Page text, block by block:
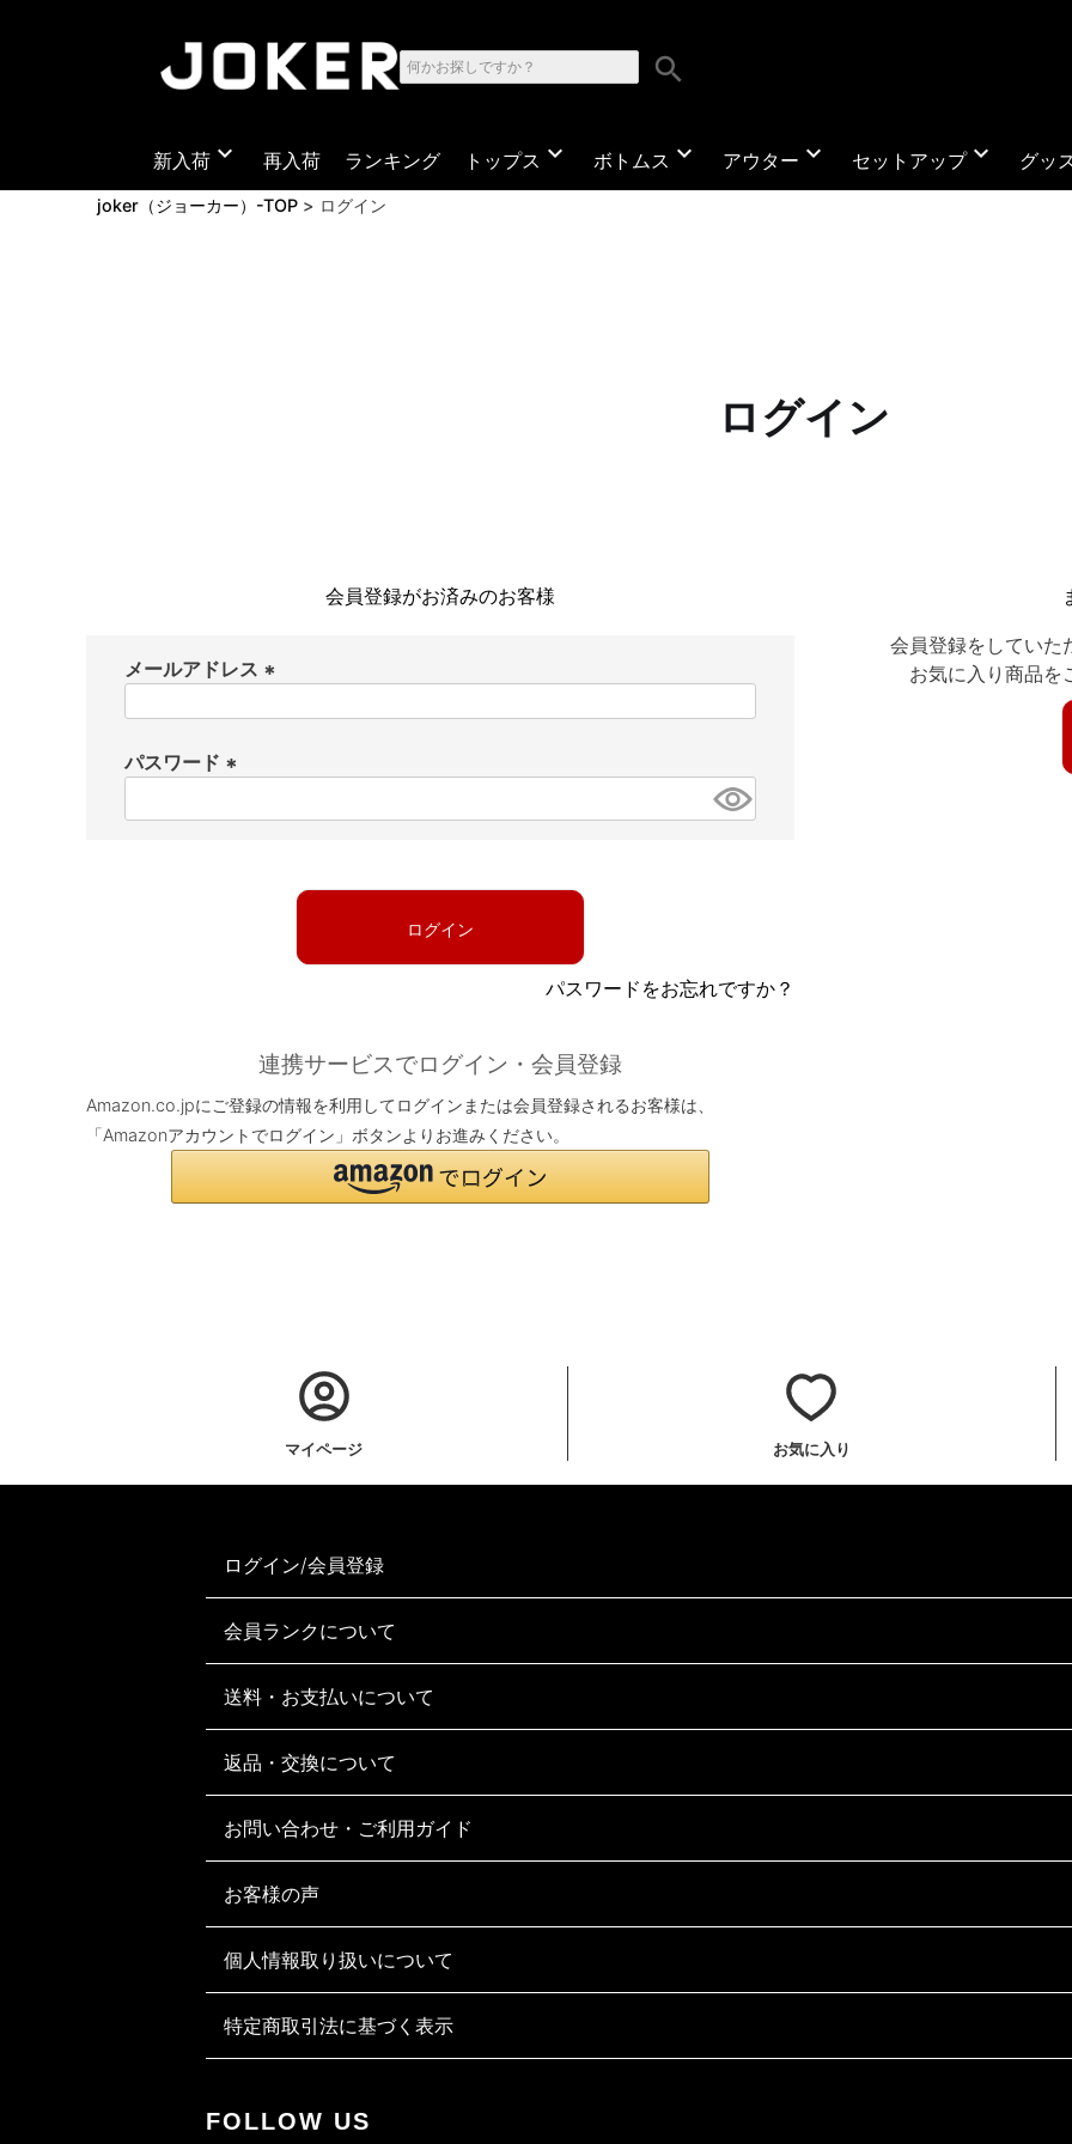
search
新入荷 expand_more 再入荷 ランキング トップス expand_more ボトムス expand_more アウター expand_more セットアップexpand_more グッ
joker（ジョーカー）-TOP ログイン
ログイン
会員登録がお済みのお客様
メールアドレス
パスワード
必
ログイン
パスワードをお忘れですか？
連携サービスでログイン・会員登録
Amazon.co.jpにご登録の情報を利用してログインまたは会員登録されるお客様は、
「Amazonアカウントでログイン」ボタンよりお進みください。
会員登録をしていた
お気に入り商品を
マイページ お気に入り
ログイン/会員登録
会員ランクについて
送料・お支払いについて
返品・交換について
お問い合わせ・ご利用ガイド
お客様の声
個人情報取り扱いについて
特定商取引法に基づく表示
FOLLOW US